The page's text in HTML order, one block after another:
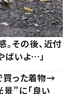
その後、近付
ばいよ…」
買った着物→
”に「良い